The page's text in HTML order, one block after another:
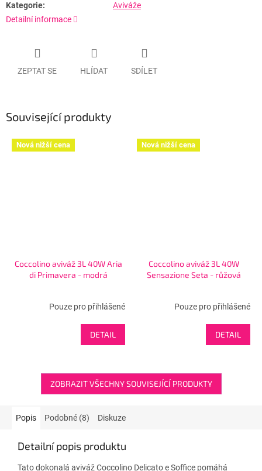
Kategorie:
Aviváže
Detailní informace
ZEPTAT SE HLÍDAT SDÍLET
Související produkty
Nová nižší cena
Coccolino aviváž 3L 40W Aria
di Primavera - modrá
Pouze pro přihlášené
DETAIL
Nová nižší cena
Coccolino aviváž 3L 40W
Sensazione Seta - růžová
Pouze pro přihlášené
DETAIL
ZOBRAZIT VŠECHNY SOUVISEJÍCÍ PRODUKTY
Popis Podobné (8) Diskuze
Detailní popis produktu
Tato dokonalá aviváž Coccolino Delicato e Soffice pomáhá